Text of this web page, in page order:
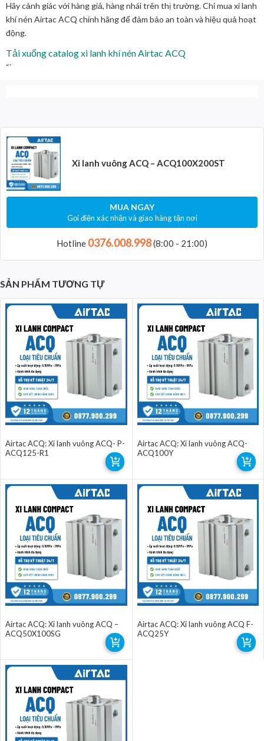
Hãy cảnh giác với hàng giả, hàng nhái trên thị trường. Chỉ mua xi lanh
khí nén Airtac ACQ chính hãng để đảm bảo an toàn và hiệu quả hoạt
động.
Tải xuống catalog xi lanh khí nén Airtac ACQ
“`
Xi lanh vuông ACQ – ACQ100X200ST
MUA NGAY
Gọi điện xác nhận và giao hàng tận nơi
Hotline 0376.008.998(8:00 - 21:00)
SẢN PHẨM TƯƠNG TỰ
Airtac ACQ: Xi lanh vuông ACQ- P-
ACQ125-R1
Airtac ACQ: Xi lanh vuông ACQ-
ACQ100Y
Airtac ACQ: Xi lanh vuông ACQ –
ACQ50X100SG
Airtac ACQ: Xi lanh vuông ACQ F-
ACQ25Y